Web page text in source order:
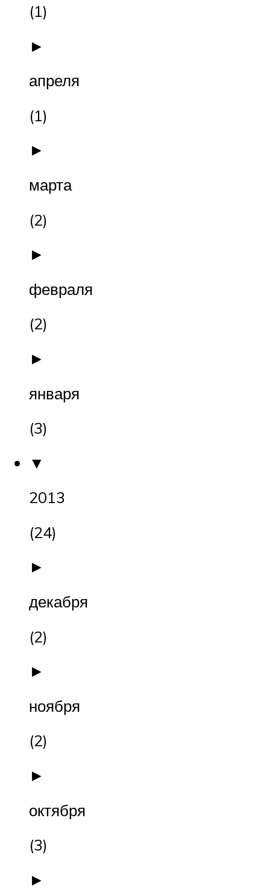
(1)
►
апреля
(1)
►
марта
(2)
►
февраля
(2)
►
января
(3)
▼
2013
(24)
►
декабря
(2)
►
ноября
(2)
►
октября
(3)
►